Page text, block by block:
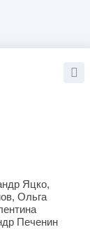
Яцко,
Ольга
Печенин